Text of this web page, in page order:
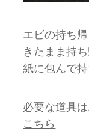
エビの持ち
きたまま持
紙に包んで
必要な道具
こちら